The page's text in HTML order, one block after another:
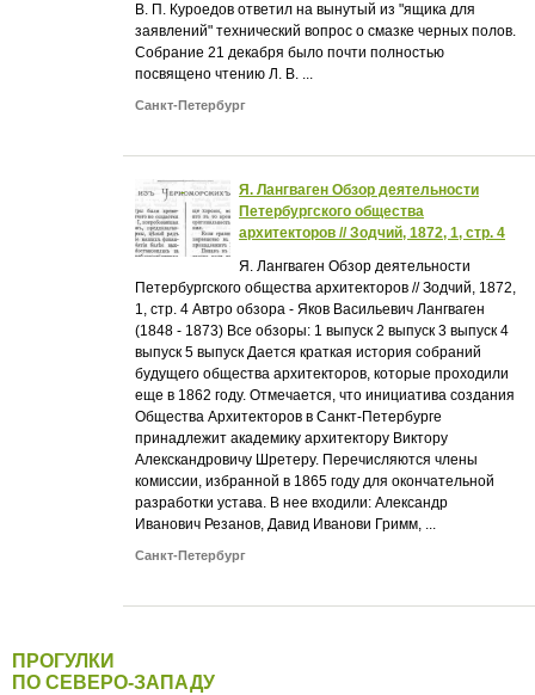
В. П. Куроедов ответил на вынутый из "ящика для
заявлений" технический вопрос о смазке черных полов.
Собрание 21 декабря было почти полностью
посвящено чтению Л. В. ...
Санкт-Петербург
Я. Лангваген Обзор деятельности
Петербургского общества
архитекторов // Зодчий, 1872, 1, стр. 4
Я. Лангваген Обзор деятельности
Петербургского общества архитекторов // Зодчий, 1872,
1, стр. 4 Автро обзора - Яков Васильевич Лангваген
(1848 - 1873) Все обзоры: 1 выпуск 2 выпуск 3 выпуск 4
выпуск 5 выпуск Дается краткая история собраний
будущего общества архитекторов, которые проходили
еще в 1862 году. Отмечается, что инициатива создания
Общества Архитекторов в Санкт-Петербурге
принадлежит академику архитектору Виктору
Алекскандровичу Шретеру. Перечисляются члены
комиссии, избранной в 1865 году для окончательной
разработки устава. В нее входили: Александр
Иванович Резанов, Давид Иванови Гримм, ...
Санкт-Петербург
ПРОГУЛКИ
ПО СЕВЕРО-ЗАПАДУ